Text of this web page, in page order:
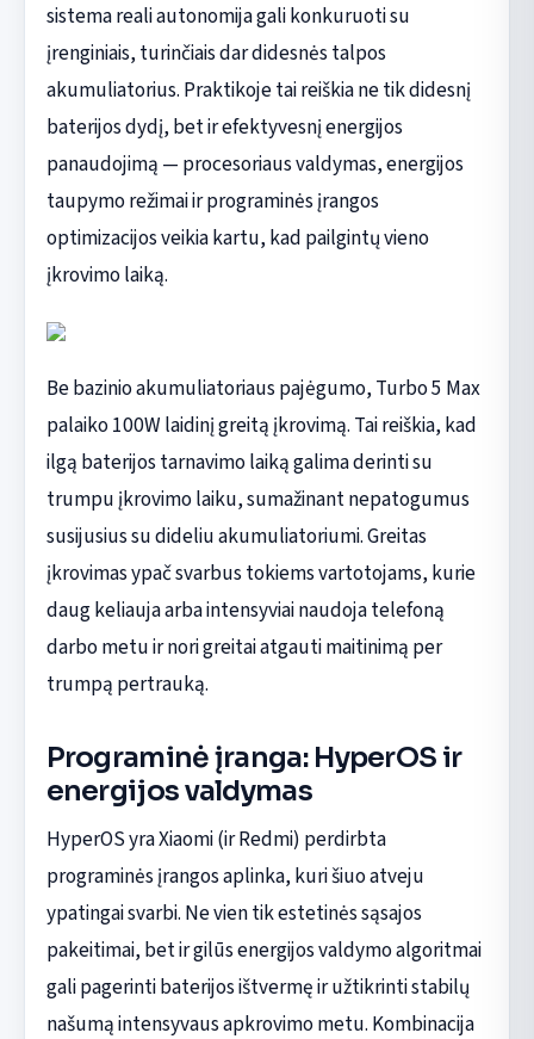
sistema reali autonomija gali konkuruoti su
įrenginiais, turinčiais dar didesnės talpos
akumuliatorius. Praktikoje tai reiškia ne tik didesnį
baterijos dydį, bet ir efektyvesnį energijos
panaudojimą — procesoriaus valdymas, energijos
taupymo režimai ir programinės įrangos
optimizacijos veikia kartu, kad pailgintų vieno
įkrovimo laiką.
Be bazinio akumuliatoriaus pajėgumo, Turbo 5 Max
palaiko 100W laidinį greitą įkrovimą. Tai reiškia, kad
ilgą baterijos tarnavimo laiką galima derinti su
trumpu įkrovimo laiku, sumažinant nepatogumus
susijusius su dideliu akumuliatoriumi. Greitas
įkrovimas ypač svarbus tokiems vartotojams, kurie
daug keliauja arba intensyviai naudoja telefoną
darbo metu ir nori greitai atgauti maitinimą per
trumpą pertrauką.
Programinė įranga: HyperOS ir
energijos valdymas
HyperOS yra Xiaomi (ir Redmi) perdirbta
programinės įrangos aplinka, kuri šiuo atveju
ypatingai svarbi. Ne vien tik estetinės sąsajos
pakeitimai, bet ir gilūs energijos valdymo algoritmai
gali pagerinti baterijos ištvermę ir užtikrinti stabilų
našumą intensyvaus apkrovimo metu. Kombinacija